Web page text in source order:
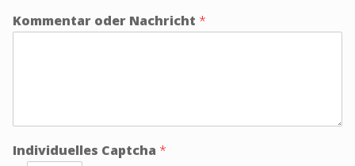
Kommentar oder Nachricht *
Individuelles Captcha *